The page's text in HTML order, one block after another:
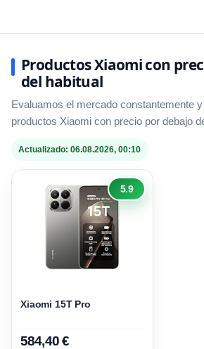
Productos Xiaomi con
del habitual
Evaluamos el mercado constantemente
productos Xiaomi con precio por debajo
Actualizado: 06.08.2026, 00:10
5.9
Xiaomi 15T Pro
584,40 €